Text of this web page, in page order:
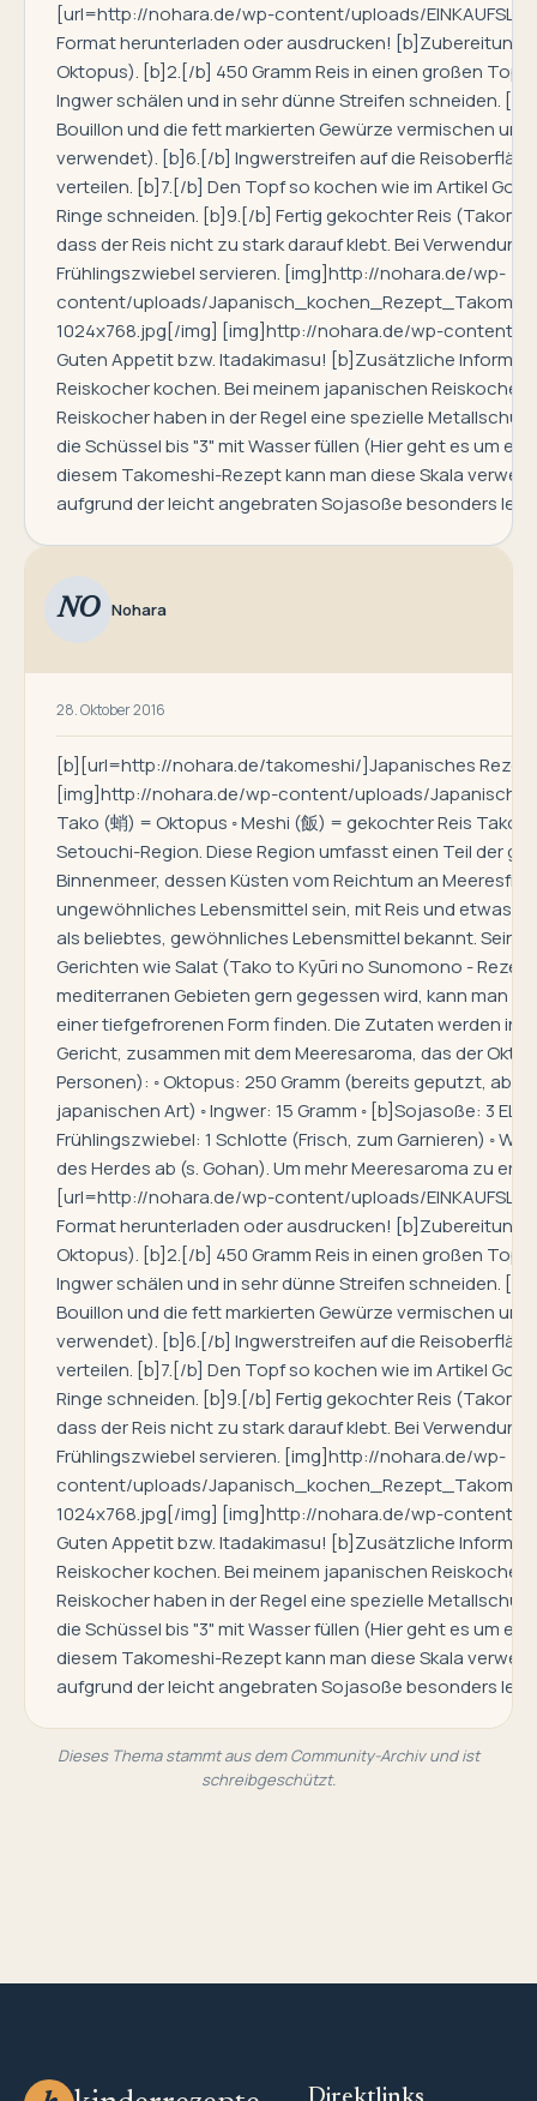
[url=http://nohara.de/wp-content/uploads/
Format herunterladen oder ausdrucken!
Oktopus). [b]2.[/b] 450 Gramm Reis in einen großen
Ingwer schälen und in sehr dünne Streifen schneiden.
Bouillon und die fett markierten Gewürze vermischen
verwendet). [b]6.[/b] Ingwerstreifen auf die
verteilen. [b]7.[/b] Den Topf so kochen wie im Artikel
Ringe schneiden. [b]9.[/b] Fertig gekochter Reis
dass der Reis nicht zu stark darauf klebt. Bei
Frühlingszwiebel servieren. [img]http://nohara.de/wp-
content/uploads/
1024x768.jpg[/img] [img]http://nohara.de/wp-content/
Guten Appetit bzw. Itadakimasu! [b]Zusätzliche
Reiskocher kochen. Bei meinem japanischen
Reiskocher haben in der Regel eine spezielle
die Schüssel bis "3" mit Wasser füllen (Hier geht es um
diesem Takomeshi-Rezept kann man diese Skala
aufgrund der leicht angebraten Sojasoße besonders
NO Nohara
28. Oktober 2016
[b][url=http://nohara.de/takomeshi/]Japanisches
[img]http://nohara.de/wp-content/uploads/
Tako (蛸) = Oktopus ◦ Meshi (飯) = gekochter Reis
Setouchi-Region. Diese Region umfasst einen Teil der
Binnenmeer, dessen Küsten vom Reichtum an
ungewöhnliches Lebensmittel sein, mit Reis und etwas
als beliebtes, gewöhnliches Lebensmittel bekannt. Sein
Gerichten wie Salat (Tako to Kyūri no Sunomono -
mediterranen Gebieten gern gegessen wird, kann man
einer tiefgefrorenen Form finden. Die Zutaten werden in
Gericht, zusammen mit dem Meeresaroma, das der
Personen): ◦ Oktopus: 250 Gramm (bereits geputzt,
japanischen Art) ◦ Ingwer: 15 Gramm ◦ [b]Sojasoße: 3
Frühlingszwiebel: 1 Schlotte (Frisch, zum Garnieren) ◦
des Herdes ab (s. Gohan). Um mehr Meeresaroma zu
[url=http://nohara.de/wp-content/uploads/
Format herunterladen oder ausdrucken!
Oktopus). [b]2.[/b] 450 Gramm Reis in einen großen
Ingwer schälen und in sehr dünne Streifen schneiden.
Bouillon und die fett markierten Gewürze vermischen
verwendet). [b]6.[/b] Ingwerstreifen auf die
verteilen. [b]7.[/b] Den Topf so kochen wie im Artikel
Ringe schneiden. [b]9.[/b] Fertig gekochter Reis
dass der Reis nicht zu stark darauf klebt. Bei
Frühlingszwiebel servieren. [img]http://nohara.de/wp-
content/uploads/
1024x768.jpg[/img] [img]http://nohara.de/wp-content/
Guten Appetit bzw. Itadakimasu! [b]Zusätzliche
Reiskocher kochen. Bei meinem japanischen
Reiskocher haben in der Regel eine spezielle
die Schüssel bis "3" mit Wasser füllen (Hier geht es um
diesem Takomeshi-Rezept kann man diese Skala
aufgrund der leicht angebraten Sojasoße besonders
Dieses Thema stammt aus dem Community-Archiv und ist
schreibgeschützt.